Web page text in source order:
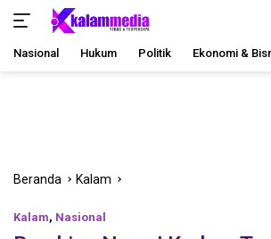
Nasional Hukum Politik Ekonomi &
Beranda Kalam
Kalam, Nasional